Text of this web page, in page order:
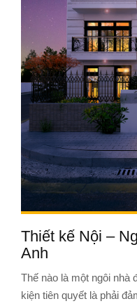
Thiết kế Nội –
Anh
Thế nào là một ngôi nhà
kiện tiên quyết là phải